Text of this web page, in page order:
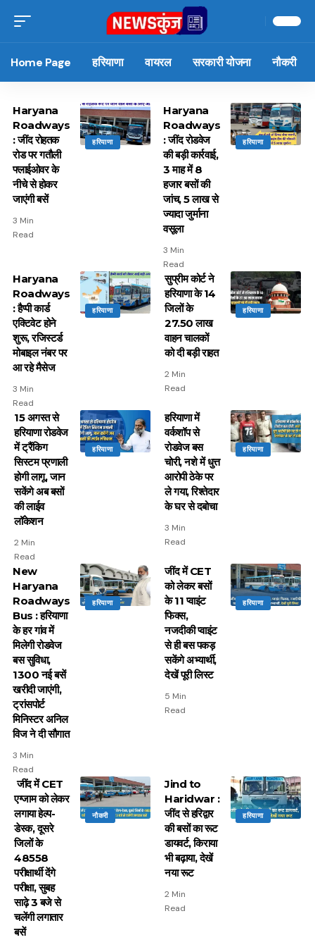
Home Page हरियाणा वायरल सरकारी योजना नौकरी
हरियाणा
Haryana
Roadways
: जींद रोहतक
रोड पर गतौली
फ्लाईओवर के
नीचे से होकर
जाएंगी बसें
3 Min
Read
हरियाणा
Haryana
Roadways
: जींद रोडवेज
की बड़ी कार्रवाई,
3 माह में 8
हजार बसों की
जांच, 5 लाख से
ज्यादा जुर्माना
वसूला
3 Min
Read
हरियाणा
Haryana
Roadways
: हैप्पी कार्ड
एक्टिवेट होने
शुरू, रजिस्टर्ड
मोबाइल नंबर पर
आ रहे मैसेज
3 Min
Read
हरियाणा
सुप्रीम कोर्ट ने
हरियाणा के 14
जिलों के
27.50 लाख
वाहन चालकों
को दी बड़ी राहत
2 Min
Read
हरियाणा
15 अगस्त से
हरियाणा रोडवेज
में ट्रैंकिग
सिस्टम प्रणाली
होगी लागू, जान
सकेंगे अब बसों
की लाईव
लॉकेशन
2 Min
Read
हरियाणा
हरियाणा में
वर्कशॉप से
रोडवेज बस
चोरी, नशे में धुत्त
आरोपी ठेके पर
ले गया, रिश्तेदार
के घर से दबोचा
3 Min
Read
हरियाणा
New
Haryana
Roadways
Bus : हरियाणा
के हर गांव में
मिलेगी रोडवेज
बस सुविधा,
1300 नई बसें
खरीदी जाएंगी,
ट्रांसपोर्ट
मिनिस्टर अनिल
विज ने दी सौगात
3 Min
Read
हरियाणा
जींद में CET
को लेकर बसों
के 11 प्वाइंट
फिक्स,
नजदीकी प्वाइंट
से ही बस पकड़
सकेंगे अभ्यार्थी,
देखें पूरी लिस्ट
5 Min
Read
नौकरी
जींद में CET
एग्जाम को लेकर
लगाया हेल्प-
डेस्क, दूसरे
जिलों के
48558
परीक्षार्थी देंगे
परीक्षा, सुबह
साढ़े 3 बजे से
चलेंगी लगातार
बसें
हरियाणा
Jind to
Haridwar :
जींद से हरिद्वार
की बसों का रूट
डायवर्ट, किराया
भी बढ़ाया, देखें
नया रूट
2 Min
Read